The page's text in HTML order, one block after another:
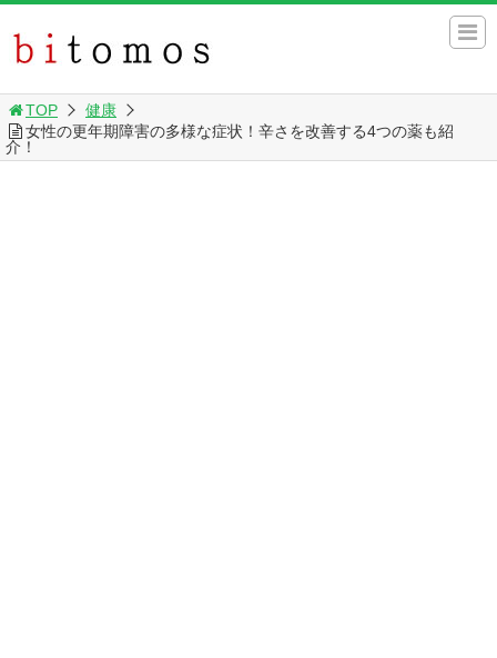
TOP
健康
女性の更年期障害の多様な症状！辛さを改善する4つの薬も紹
介！